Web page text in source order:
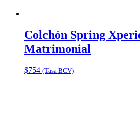
Colchón Spring
Matrimonial
$754 (Tasa BCV)